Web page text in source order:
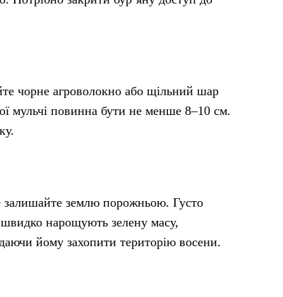
чорне агроволокно або щільний шар
мульчі повинна бути не менше 8–10 см.
залишайте землю порожньою. Густо
нарощують зелену масу,
йому захопити територію восени.